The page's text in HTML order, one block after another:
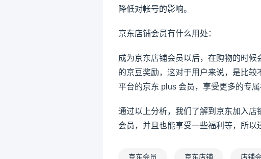
降低对帐号的影响。
京东店铺会员有什么用处：
成为京东店铺会员以后，在购物的时
的京豆奖励，这对于用户来说，是比
平台的京东 plus 会员，享受更多的专属
通过以上分析，我们了解到京东加入
会员，并且也能享受一些福利等，所以
京东会员 京东店铺 店铺